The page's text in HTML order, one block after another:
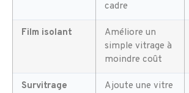
cadre
Film isolant
Améliore un
simple vitrage à
moindre coût
Survitrage
Ajoute une vitre